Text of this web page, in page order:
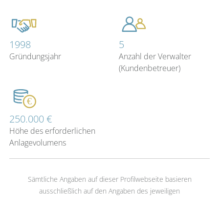
1998
Gründungsjahr
5
Anzahl der Verwalter
(Kundenbetreuer)
250.000 €
Höhe des erforderlichen
Anlagevolumens
Sämtliche Angaben auf dieser Profilwebseite basieren
ausschließlich auf den Angaben des jeweiligen